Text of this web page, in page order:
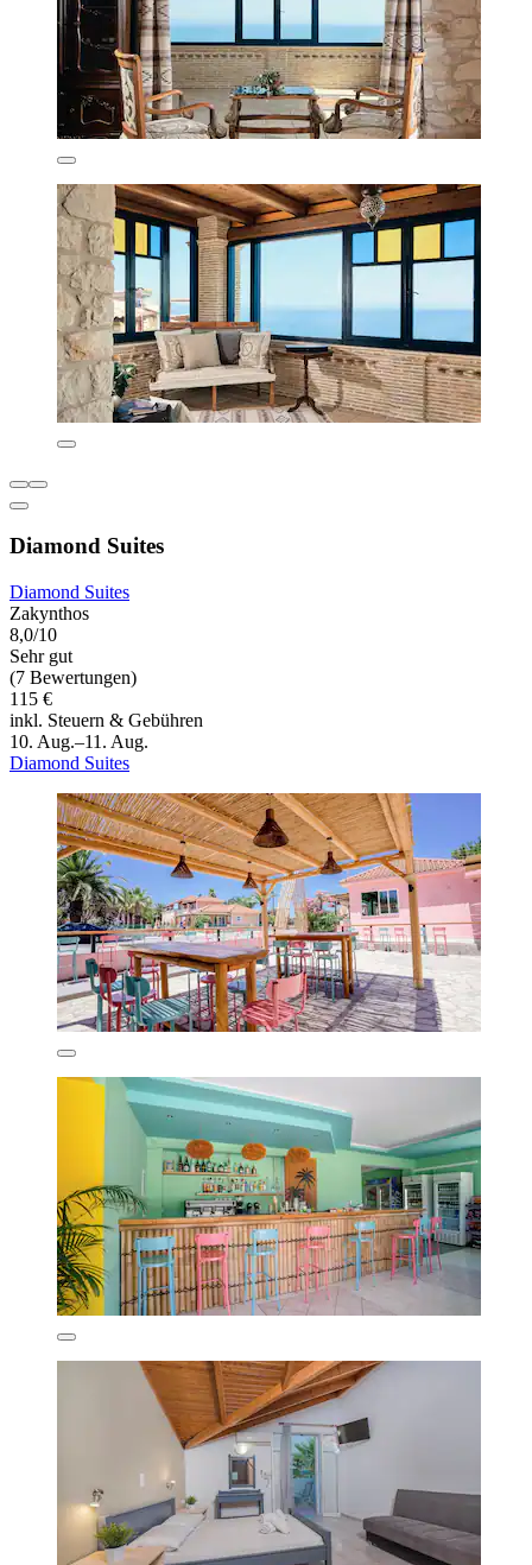
Diamond Suites
Diamond Suites
Zakynthos
8,0/10
Sehr gut
(7 Bewertungen)
115 €
inkl. Steuern & Gebühren
10. Aug.–11. Aug.
Diamond Suites